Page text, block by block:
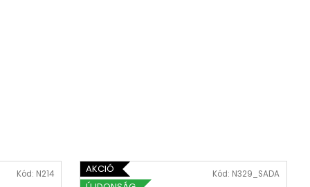
Kód: N214
AKCIÓ
Kód: N329_SADA